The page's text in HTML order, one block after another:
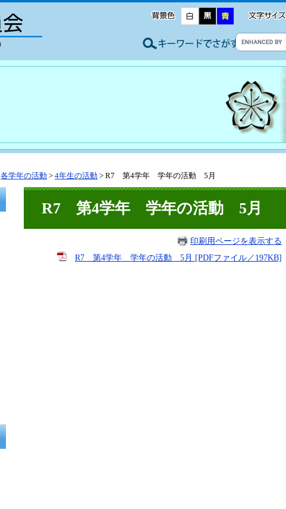
各学年の活動 > 4年生の活動 > R7 第4学年 学年の活動 5月
R7 第4学年 学年の活動 5月
印刷用ページを表示する
R7 第4学年 学年の活動 5月 [PDFファイル／197KB]